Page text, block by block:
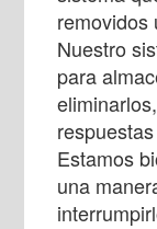
removidos
Nuestro
para
Estamos
una